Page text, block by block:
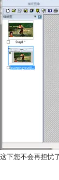
这下您不会再担忧